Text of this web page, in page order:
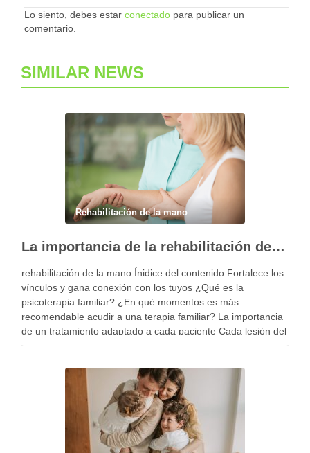
Lo siento, debes estar conectado para publicar un
comentario.
SIMILAR NEWS
Rehabilitación de la mano
La importancia de la rehabilitación de la mano personalizada
rehabilitación de la mano Ínidice del contenido Fortalece los
vínculos y gana conexión con los tuyos ¿Qué es la
psicoterapia familiar? ¿En qué momentos es más
recomendable acudir a una terapia familiar? La importancia
de un tratamiento adaptado a cada paciente Cada lesión del
miembro superior es diferente y, por …